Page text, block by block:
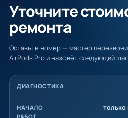
Уточните
ремонта
Оставьте номер — мастер
AirPods Pro и назовёт следующий
ДИАГНОСТИКА
НАЧАЛО
только